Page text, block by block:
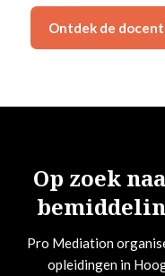
Ontdek de
Op zoek
Pro Mediation
opleidingen in